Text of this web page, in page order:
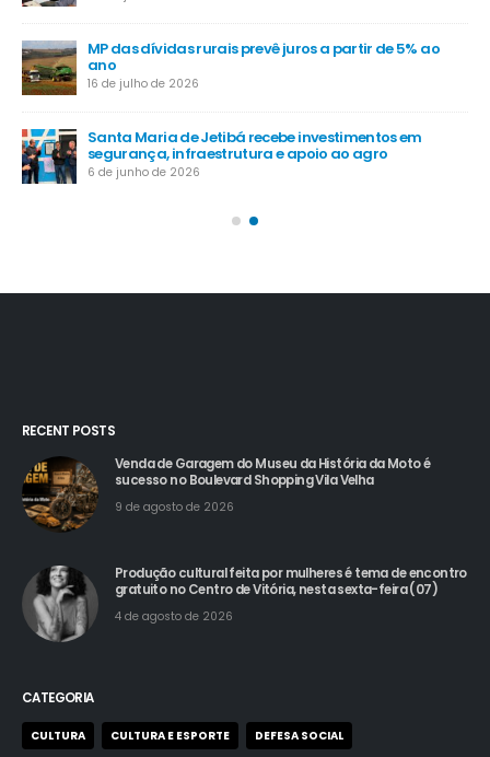
MP das dívidas rurais prevê juros a partir de 5% ao
ano
16 de julho de 2026
Santa Maria de Jetibá recebe investimentos em
segurança, infraestrutura e apoio ao agro
6 de junho de 2026
RECENT POSTS
Venda de Garagem do Museu da História da Moto é
sucesso no Boulevard Shopping Vila Velha
9 de agosto de 2026
Produção cultural feita por mulheres é tema de encontro
gratuito no Centro de Vitória, nesta sexta-feira (07)
4 de agosto de 2026
CATEGORIA
CULTURA CULTURA E ESPORTE DEFESA SOCIAL